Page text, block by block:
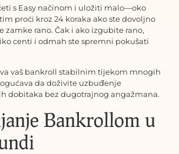
s Easy načinom i uložiti malo—oko
proći kroz 24 koraka ako ste dovoljno
zamke rano. Čak i ako izgubite rano,
centi i odmah ste spremni pokušati
vaš bankroll stabilnim tijekom mnogih
da doživite uzbuđenje
dobitaka bez dugotrajnog angažmana.
Bankrollom u